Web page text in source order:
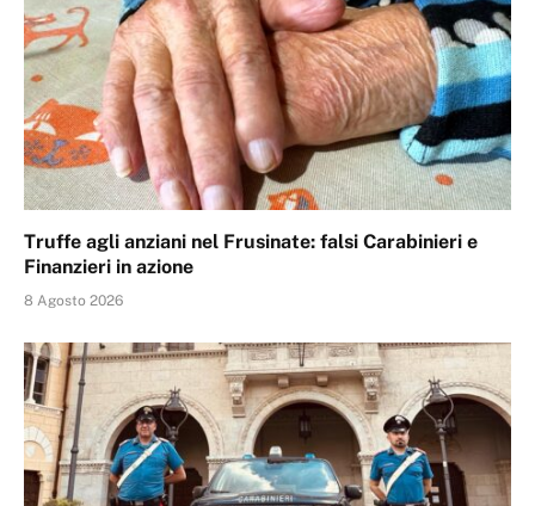
Truffe agli anziani nel Frusinate: falsi Carabinieri e
Finanzieri in azione
8 Agosto 2026